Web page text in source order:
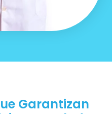
Garantizan